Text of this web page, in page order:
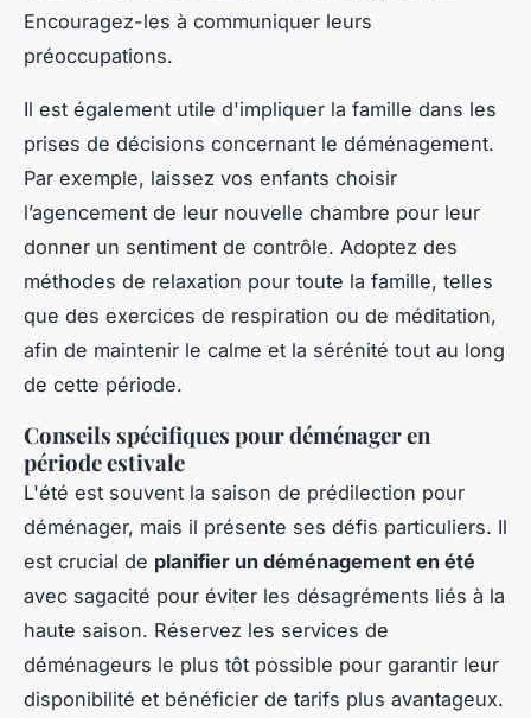
Encouragez-les à communiquer leurs
préoccupations.
Il est également utile d'impliquer la famille dans les
prises de décisions concernant le déménagement.
Par exemple, laissez vos enfants choisir
l’agencement de leur nouvelle chambre pour leur
donner un sentiment de contrôle. Adoptez des
méthodes de relaxation pour toute la famille, telles
que des exercices de respiration ou de méditation,
afin de maintenir le calme et la sérénité tout au long
de cette période.
Conseils spécifiques pour déménager en
période estivale
L'été est souvent la saison de prédilection pour
déménager, mais il présente ses défis particuliers. Il
est crucial de planifier un déménagement en été
avec sagacité pour éviter les désagréments liés à la
haute saison. Réservez les services de
déménageurs le plus tôt possible pour garantir leur
disponibilité et bénéficier de tarifs plus avantageux.